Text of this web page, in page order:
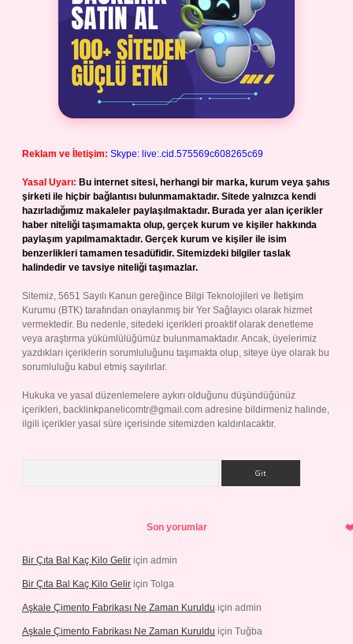
Reklam ve İletişim: Skype: live:.cid.575569c608265c69
Yasal Uyarı: Bu internet sitesi, herhangi bir marka, kurum veya şahıs
şirketi ile hiçbir bağlantısı bulunmamaktadır. Sitede yalnızca kendi
hazırladığımız makaleler paylaşılmaktadır. Burada yer alan içerikler
haber niteliği taşımamakta olup, gerçek kurum ve kişiler hakkında
paylaşım yapılmamaktadır. Gerçek kurum ve kişiler ile isim
benzerlikleri tamamen tesadüfidir. Sitemizdeki bilgiler taslak
halindedir ve tavsiye niteliği taşımazlar.
Sitemiz, 5651 Sayılı Kanun gereğince Bilgi Teknolojileri ve İletişim
Kurumu (BTK) tarafından onaylanmış bir Yer Sağlayıcı olarak hizmet
vermektedir. Bu nedenle, sitedeki içerikleri proaktif olarak denetleme
veya araştırma yükümlülüğümüz bulunmamaktadır. Ancak, üyelerimiz
yazdıkları içeriklerin sorumluluğunu taşımakta olup, siteye üye olarak bu
sorumluluğu kabul etmiş sayılırlar.
Hukuka ve yasal düzenlemelere aykırı olduğunu düşündüğünüz
içerikleri, backlinkpanelicomtr@gmail.com adresine bildirmeniz halinde,
ilgili içerikler yasal süre içerisinde sitemizden kaldırılacaktır.
Son yorumlar
Bir Çıta Bal Kaç Kilo Gelir için admin
Bir Çıta Bal Kaç Kilo Gelir için Tolga
Aşkale Çimento Fabrikası Ne Zaman Kuruldu için admin
Aşkale Çimento Fabrikası Ne Zaman Kuruldu için Tuğba